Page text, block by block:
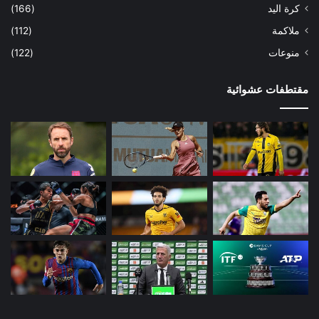
كرة اليد
(166)
ملاكمة
(112)
منوعات
(122)
مقتطفات عشوائية